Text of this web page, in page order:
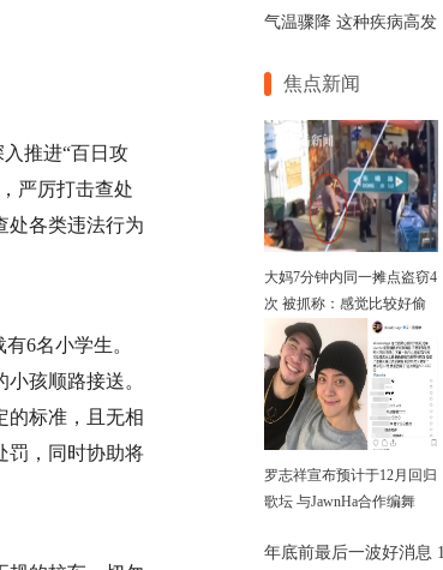
推进“百日攻
严厉打击查处
处各类违法行为
6名小学生。
孩顺路接送。
的标准，且无相
罚，同时协助将
焦点新闻
大妈7分钟内同一摊点盗窃4
次 被抓称：感觉比较好偷
罗志祥宣布预计于12月回归
歌坛 与JawnHa合作编舞
年底前最后一波好消息